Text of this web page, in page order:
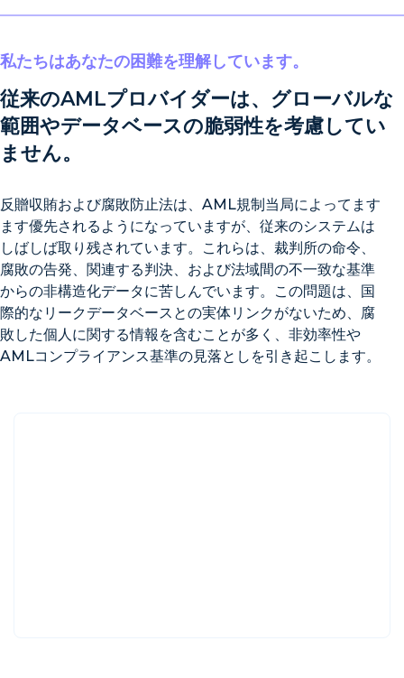
私たちはあなたの困難を理解しています。
従来のAMLプロバイダーは、グローバルな
範囲やデータベースの脆弱性を考慮してい
ません。
反贈収賄および腐敗防止法は、AML規制当局によってます
ます優先されるようになっていますが、従来のシステムは
しばしば取り残されています。これらは、裁判所の命令、
腐敗の告発、関連する判決、および法域間の不一致な基準
からの非構造化データに苦しんでいます。この問題は、国
際的なリークデータベースとの実体リンクがないため、腐
敗した個人に関する情報を含むことが多く、非効率性や
AMLコンプライアンス基準の見落としを引き起こします。